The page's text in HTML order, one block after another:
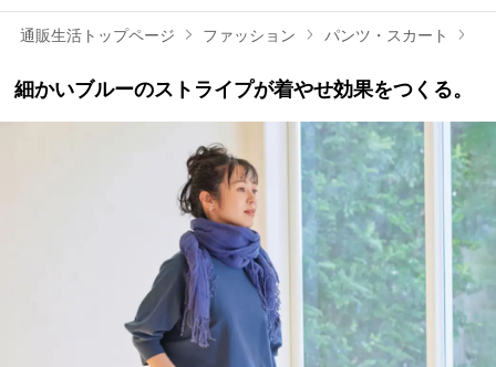
ュ
通販生活トップページ ファッション パンツ・スカート
細かいブルーのストライプが着やせ効果をつくる。